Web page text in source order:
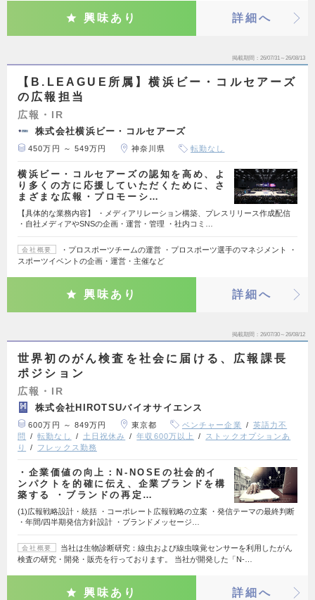
興味あり 詳細へ
掲載期間 26/07/31～26/08/13
【B.LEAGUE所属】横浜ビー・コルセアーズ
の広報担当
広報・IR
株式会社横浜ビー・コルセアーズ
450万円 ～ 549万円 神奈川県 転勤なし
横浜ビー・コルセアーズの認知を高め、よ
り多くの方に応援していただくために、さ
まざまな広報・プロモーシ…
【具体的な業務内容】 ・メディアリレーション構築、プレスリリース作成配信
・自社メディアやSNSの企画・運営・管理 ・社内コミ…
会社概要
・プロスポーツチームの運営 ・プロスポーツ選手のマネジメント ・
スポーツイベントの企画・運営・主催など
興味あり 詳細へ
掲載期間 26/07/30～26/08/12
世界初のがん検査を社会に届ける、広報課長
ポジション
広報・IR
株式会社HIROTSUバイオサイエンス
600万円 ～ 849万円 東京都 ベンチャー企業
英語力不
問
転勤なし 土日祝休み 年収600万以上
ストックオプションあ
り
フレックス勤務
・企業価値の向上：N-NOSEの社会的イ
ンパクトを的確に伝え、企業ブランドを構
築する ・ブランドの再定…
(1)広報戦略設計・統括 ・コーポレート広報戦略の立案 ・発信テーマの最終判断
・年間/四半期発信方針設計 ・ブランドメッセージ…
会社概要
当社は生物診断研究：線虫および線虫嗅覚センサーを利用したがん
検査の研究・開発・販売を行っております。 当社が開発した「N-…
興味あり 詳細へ